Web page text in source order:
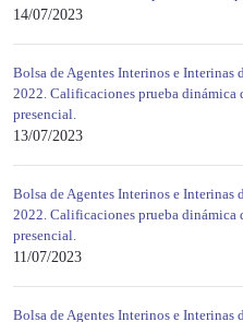
14/07/2023
Bolsa de Agentes Interinos e
2022. Calificaciones prueba dinámica
presencial.
13/07/2023
Bolsa de Agentes Interinos e
2022. Calificaciones prueba dinámica
presencial.
11/07/2023
Bolsa de Agentes Interinos e